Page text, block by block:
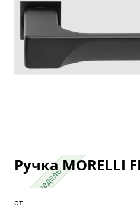
2-4 недель
2-4 недель
Ручка MORELLI
от